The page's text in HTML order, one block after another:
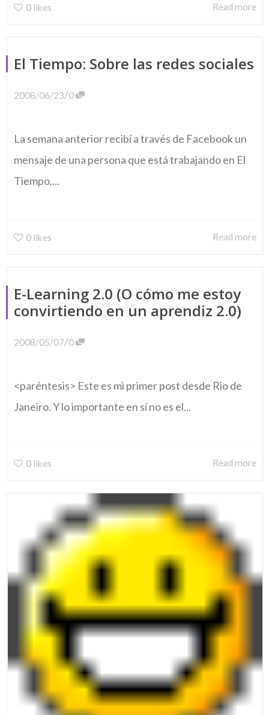
0 likes Read more
El Tiempo: Sobre las redes sociales
2008/06/23/0
La semana anterior recibí a través de Facebook un
mensaje de una persona que está trabajando en El
Tiempo,...
0 likes Read more
E-Learning 2.0 (O cómo me estoy
convirtiendo en un aprendiz 2.0)
2008/05/07/0
<paréntesis> Este es mi primer post desde Rio de
Janeiro. Y lo importante en sí no es el...
0 likes Read more